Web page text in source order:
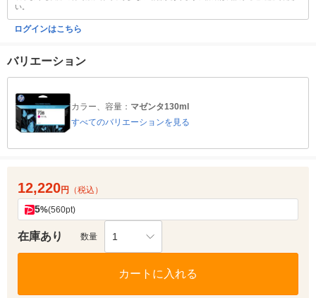
い。
ログインはこちら
バリエーション
カラー、容量： マゼンタ130ml
すべてのバリエーションを見る
12,220円 （税込）
5%(560pt)
在庫あり 数量 1
カートに入れる